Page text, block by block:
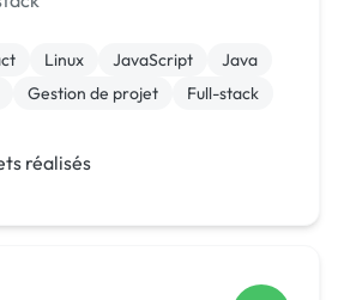
Linux JavaScript
Java
Gestion de projet
Full-stack
réalisés